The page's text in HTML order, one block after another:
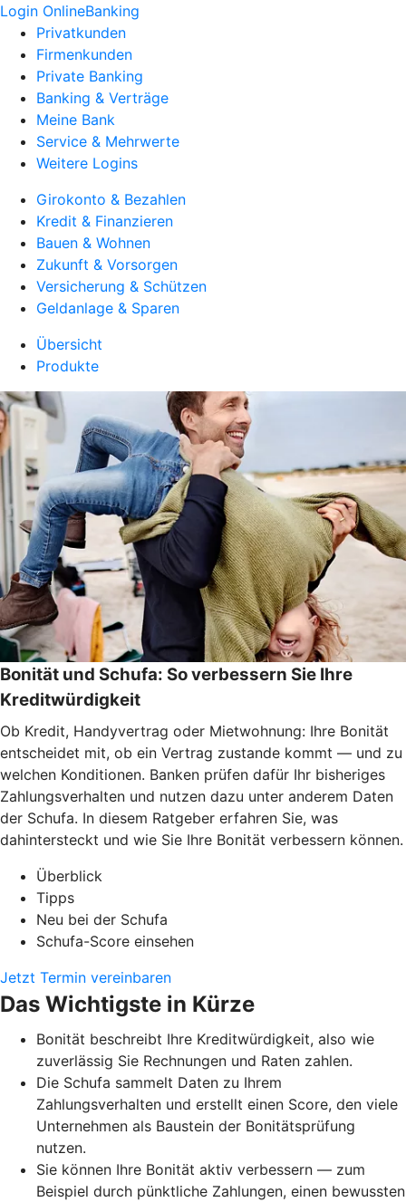
Login OnlineBanking
Privatkunden
Firmenkunden
Private Banking
Banking & Verträge
Meine Bank
Service & Mehrwerte
Weitere Logins
Girokonto & Bezahlen
Kredit & Finanzieren
Bauen & Wohnen
Zukunft & Vorsorgen
Versicherung & Schützen
Geldanlage & Sparen
Übersicht
Produkte
Bonität und Schufa: So verbessern Sie Ihre
Kreditwürdigkeit
Ob Kredit, Handyvertrag oder Mietwohnung: Ihre Bonität
entscheidet mit, ob ein Vertrag zustande kommt — und zu
welchen Konditionen. Banken prüfen dafür Ihr bisheriges
Zahlungsverhalten und nutzen dazu unter anderem Daten
der Schufa. In diesem Ratgeber erfahren Sie, was
dahintersteckt und wie Sie Ihre Bonität verbessern können.
Überblick
Tipps
Neu bei der Schufa
Schufa-Score einsehen
Jetzt Termin vereinbaren
Das Wichtigste in Kürze
Bonität beschreibt Ihre Kreditwürdigkeit, also wie
zuverlässig Sie Rechnungen und Raten zahlen.
Die Schufa sammelt Daten zu Ihrem
Zahlungsverhalten und erstellt einen Score, den viele
Unternehmen als Baustein der Bonitätsprüfung
nutzen.
Sie können Ihre Bonität aktiv verbessern — zum
Beispiel durch pünktliche Zahlungen, einen bewussten